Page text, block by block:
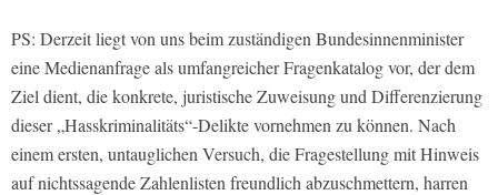
PS: Derzeit liegt von uns beim zuständigen Bundesinnenminister
eine Medienanfrage als umfangreicher Fragenkatalog vor, der dem
Ziel dient, die konkrete, juristische Zuweisung und Differenzierung
dieser „Hasskriminalitäts“-Delikte vornehmen zu können. Nach
einem ersten, untauglichen Versuch, die Fragestellung mit Hinweis
auf nichtssagende Zahlenlisten freundlich abzuschmettern, harren